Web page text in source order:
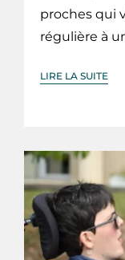
proches qui
régulière à
LIRE LA SUITE